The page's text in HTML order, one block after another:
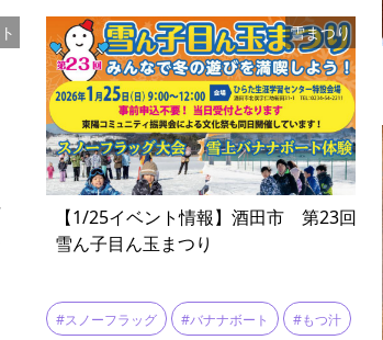
#町村合併70周年 #親子マラソン
【1/25イベント情報】酒田市 第23回
雪ん子目ん玉まつり
雪まつり
#スノーフラッグ #バナナボート #もつ汁